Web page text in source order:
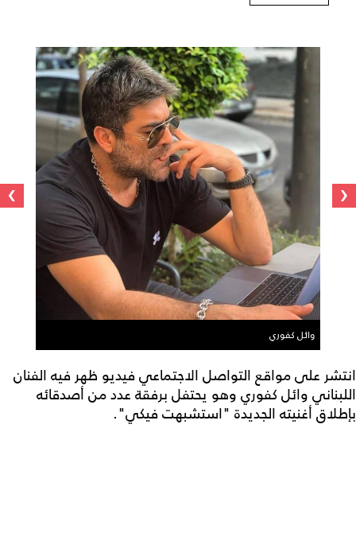
وائل كفوري
‹
›
انتشر على مواقع التواصل الاجتماعي فيديو ظهر فيه الفنان
اللبناني وائل كفوري وهو يحتفل برفقة عدد من أصدقائه
بإطلاق أغنيته الجديدة "استشبهت فيكي".